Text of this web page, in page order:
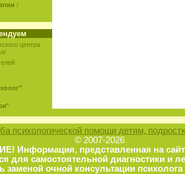
/
центра
психологической помощи детям,
© 2007-2026
Информация, представленная на
для самостоятельной диагностики и
заменой очной консультации